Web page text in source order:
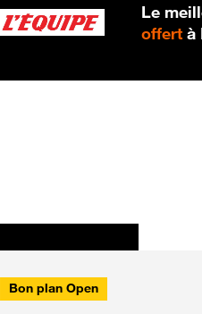
Le
offert à
Bon plan Open